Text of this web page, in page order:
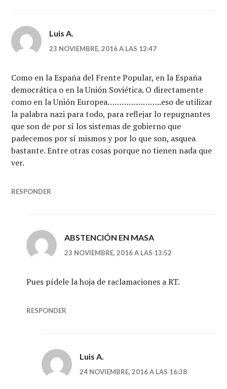
Luis A.
23 NOVIEMBRE, 2016 A LAS 12:47
Como en la España del Frente Popular, en la España
democrática o en la Unión Soviética. O directamente
como en la Unión Europea…………………..eso de utilizar
la palabra nazi para todo, para reflejar lo repugnantes
que son de por sí los sistemas de gobierno que
padecemos por sí mismos y por lo que son, asquea
bastante. Entre otras cosas porque no tienen nada que
ver.
RESPONDER
ABSTENCIÓN EN MASA
23 NOVIEMBRE, 2016 A LAS 13:52
Pues pídele la hoja de raclamaciones a RT.
RESPONDER
Luis A.
24 NOVIEMBRE, 2016 A LAS 16:38